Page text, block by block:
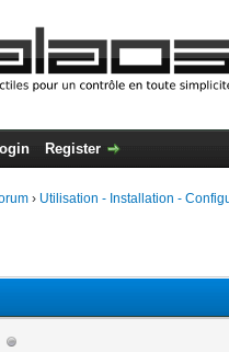
Register
› Utilisation - Installation -